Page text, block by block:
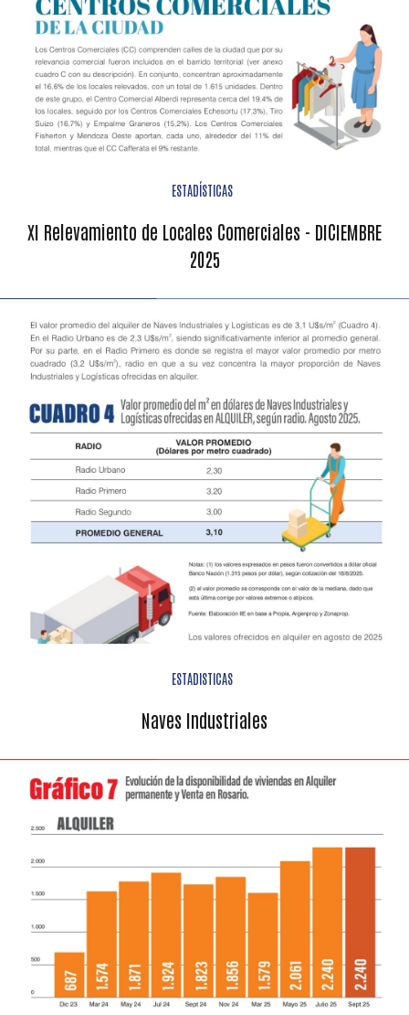
ESTADÍSTICAS
XI Relevamiento de Locales Comerciales - DICIEMBRE
2025
ESTADISTICAS
Naves Industriales